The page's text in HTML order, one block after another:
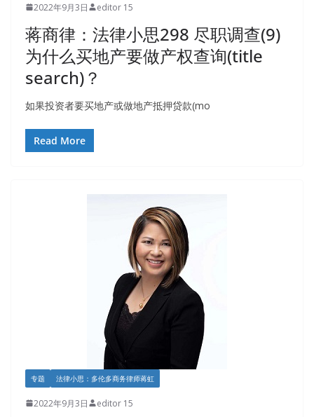
2022年9月3日 editor 15
蒋商律：法律小思298 尽职调查(9)
为什么买地产要做产权查询(title
search)？
如果投资者要买地产或做地产抵押贷款(mo
Read More
专题 法律小思：多伦多商务律师蒋虹
2022年9月3日 editor 15